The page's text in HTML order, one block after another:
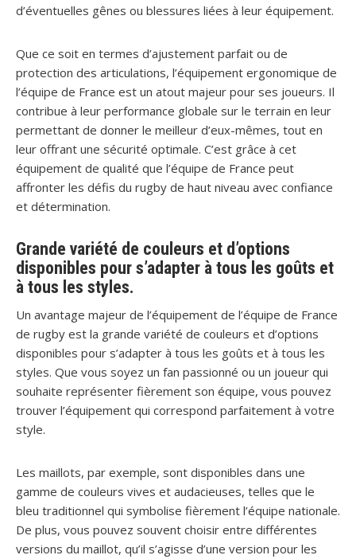
d’éventuelles gênes ou blessures liées à leur équipement.
Que ce soit en termes d’ajustement parfait ou de
protection des articulations, l’équipement ergonomique de
l’équipe de France est un atout majeur pour ses joueurs. Il
contribue à leur performance globale sur le terrain en leur
permettant de donner le meilleur d’eux-mêmes, tout en
leur offrant une sécurité optimale. C’est grâce à cet
équipement de qualité que l’équipe de France peut
affronter les défis du rugby de haut niveau avec confiance
et détermination.
Grande variété de couleurs et d’options
disponibles pour s’adapter à tous les goûts et
à tous les styles.
Un avantage majeur de l’équipement de l’équipe de France
de rugby est la grande variété de couleurs et d’options
disponibles pour s’adapter à tous les goûts et à tous les
styles. Que vous soyez un fan passionné ou un joueur qui
souhaite représenter fièrement son équipe, vous pouvez
trouver l’équipement qui correspond parfaitement à votre
style.
Les maillots, par exemple, sont disponibles dans une
gamme de couleurs vives et audacieuses, telles que le
bleu traditionnel qui symbolise fièrement l’équipe nationale.
De plus, vous pouvez souvent choisir entre différentes
versions du maillot, qu’il s’agisse d’une version pour les